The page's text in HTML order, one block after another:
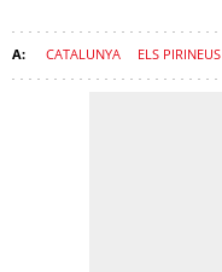
CATALUNYA ELS PIRINEUS